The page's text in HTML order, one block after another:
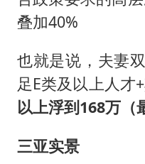
叠加40%
也就是说，夫妻
足E类及以上人才
以上浮到168万（
三亚实景